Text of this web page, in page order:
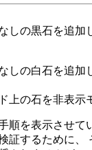
しの黒石を追加
しの白石を追加
上の石を非表示
順を表示させて
証するために、